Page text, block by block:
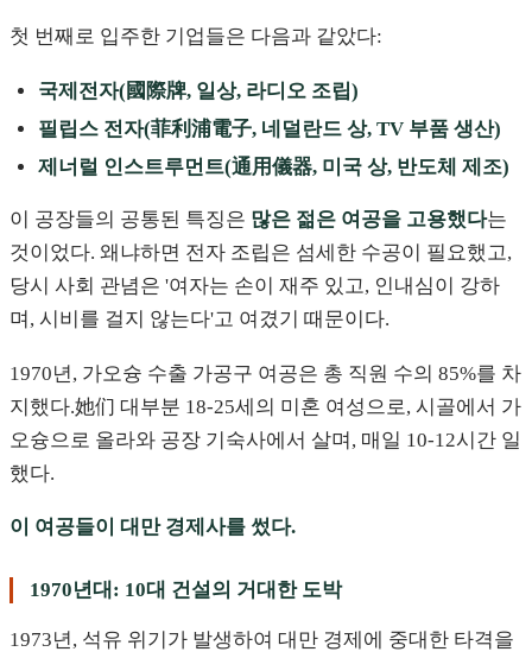
첫 번째로 입주한 기업들은 다음과 같았다:
국제전자(國際牌, 일상, 라디오 조립)
필립스 전자(菲利浦電子, 네덜란드 상, TV 부품 생산)
제너럴 인스트루먼트(通用儀器, 미국 상, 반도체 제조)
이 공장들의 공통된 특징은 많은 젊은 여공을 고용했다는
것이었다. 왜냐하면 전자 조립은 섬세한 수공이 필요했고,
당시 사회 관념은 '여자는 손이 재주 있고, 인내심이 강하
며, 시비를 걸지 않는다'고 여겼기 때문이다.
1970년, 가오슝 수출 가공구 여공은 총 직원 수의 85%를 차
지했다.她们 대부분 18-25세의 미혼 여성으로, 시골에서 가
오슝으로 올라와 공장 기숙사에서 살며, 매일 10-12시간 일
했다.
이 여공들이 대만 경제사를 썼다.
1970년대: 10대 건설의 거대한 도박
1973년, 석유 위기가 발생하여 대만 경제에 중대한 타격을